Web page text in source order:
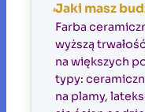
Jaki masz
Farba
wyższą
na większych
typy:
na plamy,